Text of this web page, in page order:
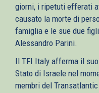
giorni, i ripetuti efferati
causato la morte di
famiglia e le sue due
Alessandro Parini.
Il TFI Italy afferma il
Stato di Israele nel
membri del